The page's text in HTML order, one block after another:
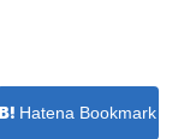
Hatena Bookmark